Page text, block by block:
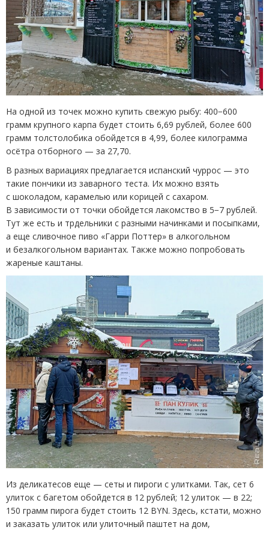
На одной из точек можно купить свежую рыбу: 400−600
грамм крупного карпа будет стоить 6,69 рублей, более 600
грамм толстолобика обойдется в 4,99, более килограмма
осётра отборного — за 27,70.
В разных вариациях предлагается испанский чуррос — это
такие пончики из заварного теста. Их можно взять
с шоколадом, карамелью или корицей с сахаром.
В зависимости от точки обойдется лакомство в 5−7 рублей.
Тут же есть и трдельники с разными начинками и посыпками,
а еще сливочное пиво «Гарри Поттер» в алкогольном
и безалкогольном вариантах. Также можно попробовать
жареные каштаны.
Из деликатесов еще — сеты и пироги с улитками. Так, сет 6
улиток с багетом обойдется в 12 рублей; 12 улиток — в 22;
150 грамм пирога будет стоить 12 BYN. Здесь, кстати, можно
и заказать улиток или улиточный паштет на дом,